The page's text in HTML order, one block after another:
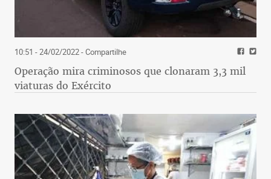
10:51 - 24/02/2022- Compartilhe
Operação mira criminosos que clonaram 3,3 mil
viaturas do Exército